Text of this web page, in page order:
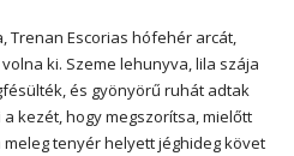
Trenan Escorias hófehér arcát,
ki. Szeme lehunyva, lila szája
és gyönyörű ruhát adtak
kezét, hogy megszorítsa, mielőtt
tenyér helyett jéghideg követ